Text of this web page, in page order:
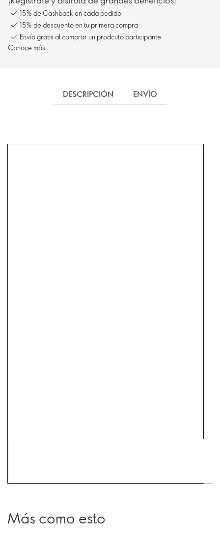
15% de Cashback en cada pedido
15% de descuento en tu primera compra
Envío gratis al comprar un prodcuto participante
Conoce más
DESCRIPCIÓN ENVÍO
Más como esto